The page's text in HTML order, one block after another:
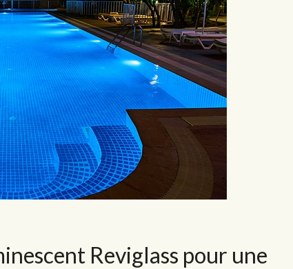
Reviglass pour une